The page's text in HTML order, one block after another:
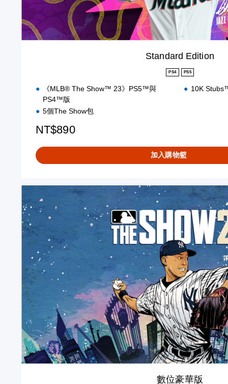
Standard Edition
PS4 PS5
《MLB® The Show™ 23》PS5™與
PS4™版
5個The Show包
10K
NT$890
加入購物籃
位
豪
華
版
數位豪華版